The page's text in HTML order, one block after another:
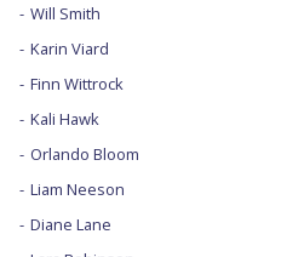
Will Smith
Karin Viard
Finn Wittrock
Kali Hawk
Orlando Bloom
Liam Neeson
Diane Lane